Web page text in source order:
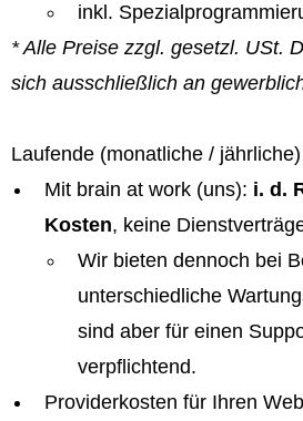
inkl.
* Alle Preise zzgl. gesetzl. USt.
sich ausschließlich an
Laufende (monatliche /
Mit brain at work (uns): i. d.
Kosten, keine
Wir bieten dennoch bei
unterschiedliche
sind aber für einen
verpflichtend.
Providerkosten für Ihren